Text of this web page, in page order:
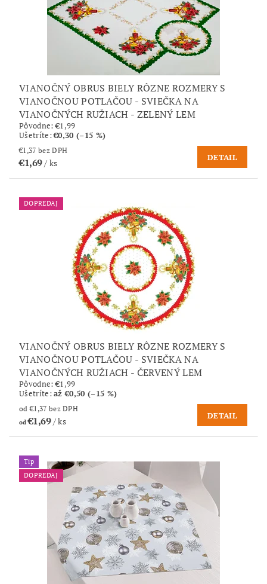
VIANOČNÝ OBRUS BIELY RÔZNE ROZMERY S
VIANOČNOU POTLAČOU - SVIEČKA NA
VIANOČNÝCH RUŽIACH - ZELENÝ LEM
Pôvodne:€1,99
Ušetríte:€0,30 (–15 %)
€1,37 bez DPH
€1,69/ ks
DETAIL
DOPREDAJ
VIANOČNÝ OBRUS BIELY RÔZNE ROZMERY S
VIANOČNOU POTLAČOU - SVIEČKA NA
VIANOČNÝCH RUŽIACH - ČERVENÝ LEM
Pôvodne:€1,99
Ušetríte:až €0,50 (–15 %)
od €1,37 bez DPH
od€1,69/ ks
DETAIL
Tip
DOPREDAJ